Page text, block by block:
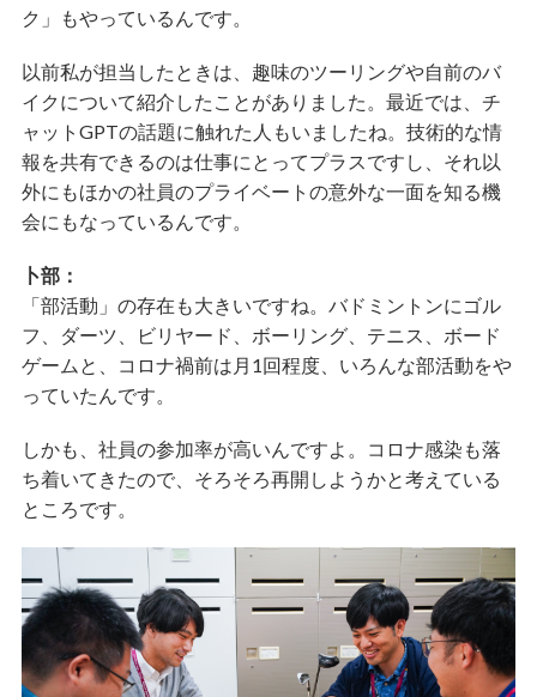
ク」もやっているんです。
以前私が担当したときは、趣味のツーリングや自前のバ
イクについて紹介したことがありました。最近では、チ
ャットGPTの話題に触れた人もいましたね。技術的な情
報を共有できるのは仕事にとってプラスですし、それ以
外にもほかの社員のプライベートの意外な一面を知る機
会にもなっているんです。
卜部：
「部活動」の存在も大きいですね。バドミントンにゴル
フ、ダーツ、ビリヤード、ボーリング、テニス、ボード
ゲームと、コロナ禍前は月1回程度、いろんな部活動をや
っていたんです。
しかも、社員の参加率が高いんですよ。コロナ感染も落
ち着いてきたので、そろそろ再開しようかと考えている
ところです。